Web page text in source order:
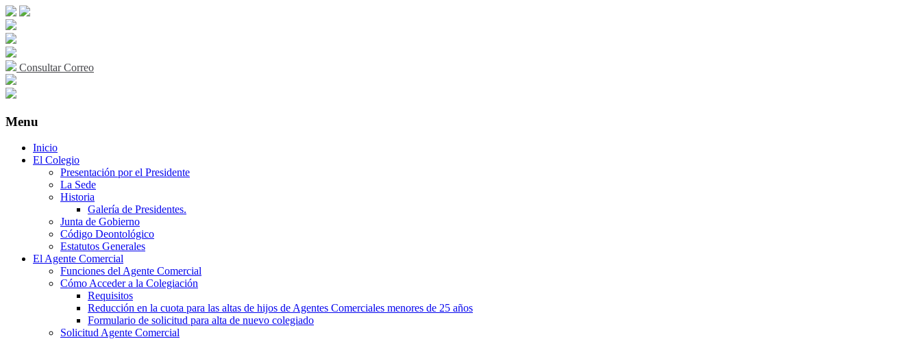
Consultar Correo
Menu
Skip
Inicio
El Colegio
Presentación por el Presidente
La Sede
Historia
Galería de Presidentes.
Junta de Gobierno
Código Deontológico
Estatutos Generales
El Agente Comercial
Funciones del Agente Comercial
Cómo Acceder a la Colegiación
Requisitos
Reducción en la cuota para las altas de hijos de Agentes Comerciales menores de 25 años
Formulario de solicitud para alta de nuevo colegiado
Solicitud Agente Comercial